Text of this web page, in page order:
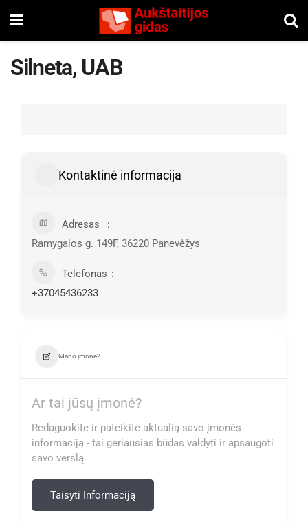
Silneta, UAB
Kontaktinė informacija
Adresas
Ramygalos g. 149F, 36220 Panevėžys
Telefonas
+37045436233
Mano įmonė?
Ar tai jūsų įmonė?
Redaguokite ir pateikite aktualią savo įmonės
informaciją - tai geriausias būdas valdyti ir apsaugoti
savo verslą.
Taisyti Informaciją